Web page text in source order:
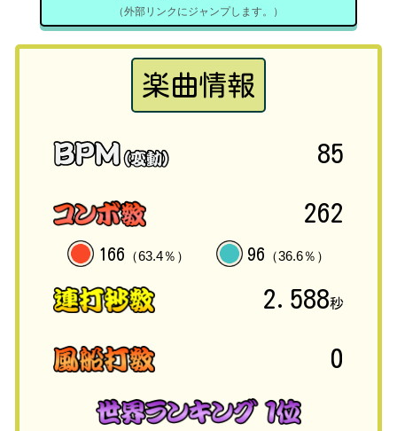
（外部リンクにジャンプします。）
楽曲情報
85
262
166 （63.4％） 96 （36.6％）
2.588秒
0